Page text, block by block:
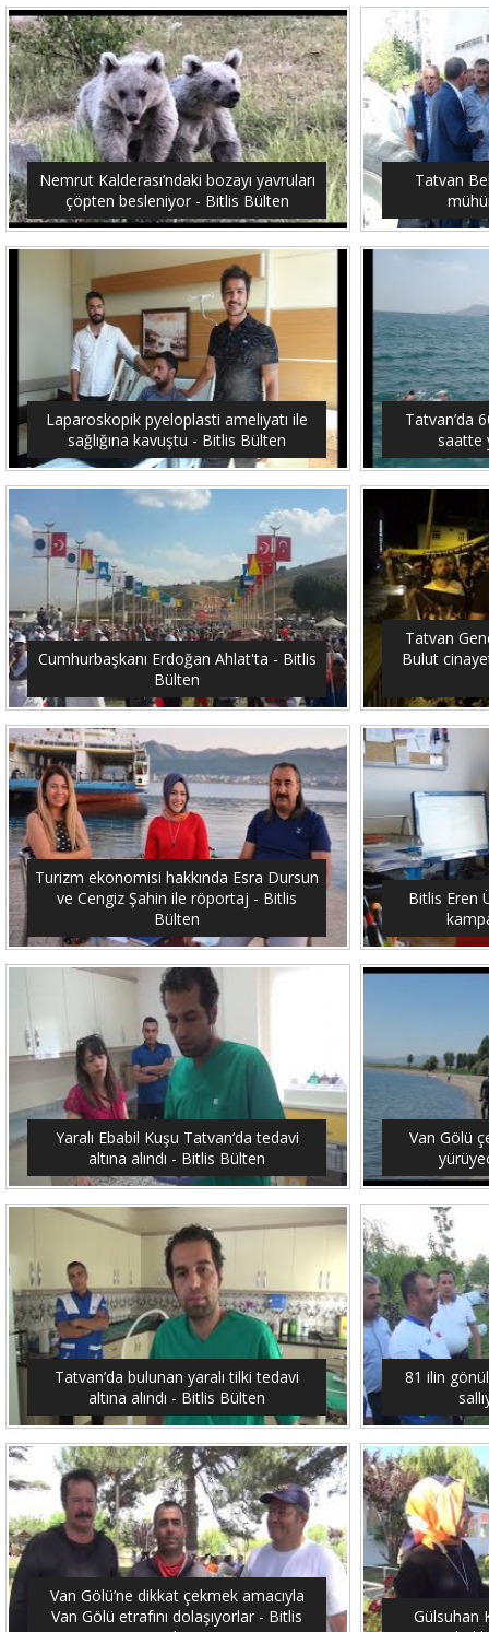
Nemrut Kalderası’ndaki bozayı yavruları
çöpten besleniyor - Bitlis Bülten
Tatvan
Laparoskopik pyeloplasti ameliyatı ile
sağlığına kavuştu - Bitlis Bülten
Tatvan’da
saatte
Cumhurbaşkanı Erdoğan Ahlat'ta - Bitlis
Bülten
Tatvan
Bulut
Turizm ekonomisi hakkında Esra Dursun
ve Cengiz Şahin ile röportaj - Bitlis
Bülten
Bitlis Eren
Yaralı Ebabil Kuşu Tatvan’da tedavi
altına alındı - Bitlis Bülten
Van Gölü
Tatvan’da bulunan yaralı tilki tedavi
altına alındı - Bitlis Bülten
81 ilin
Van Gölü’ne dikkat çekmek amacıyla
Van Gölü etrafını dolaşıyorlar - Bitlis
Gülsuhan